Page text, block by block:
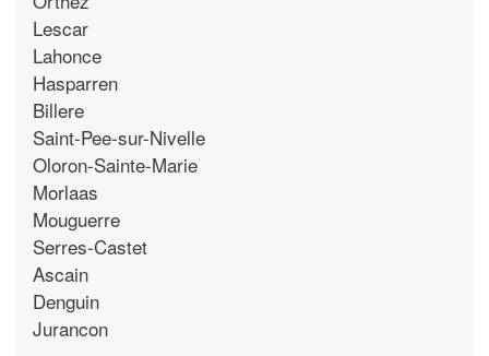
Lescar
Lahonce
Hasparren
Billere
Saint-Pee-sur-Nivelle
Oloron-Sainte-Marie
Morlaas
Mouguerre
Serres-Castet
Ascain
Denguin
Jurancon